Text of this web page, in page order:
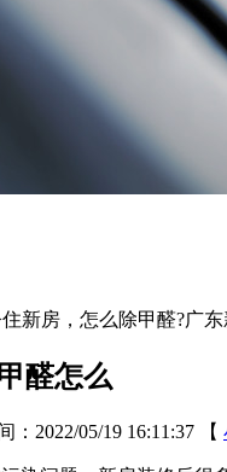
新房，怎么除甲醛?广
醛怎么
：2022/05/19 16:11:37 【